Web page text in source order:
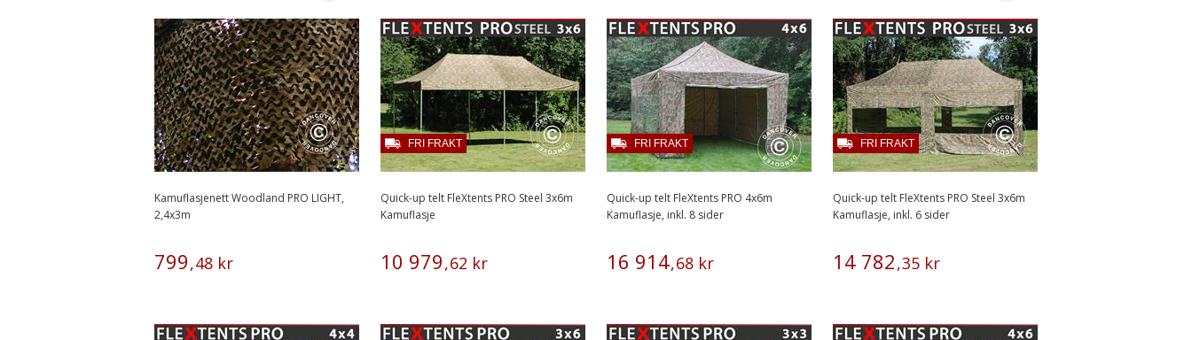
Kamuflasjenett Woodland PRO LIGHT,
2,4x3m
799,48 kr
Quick-up telt FleXtents PRO Steel 3x6m
Kamuflasje
10 979,62 kr
FRI FRAKT
Quick-up telt FleXtents PRO 4x6m
Kamuflasje, inkl. 8 sider
16 914,68 kr
FRI FRAKT
Quick-up telt FleXtents PRO Steel 3x6m
Kamuflasje, inkl. 6 sider
14 782,35 kr
FRI FRAKT